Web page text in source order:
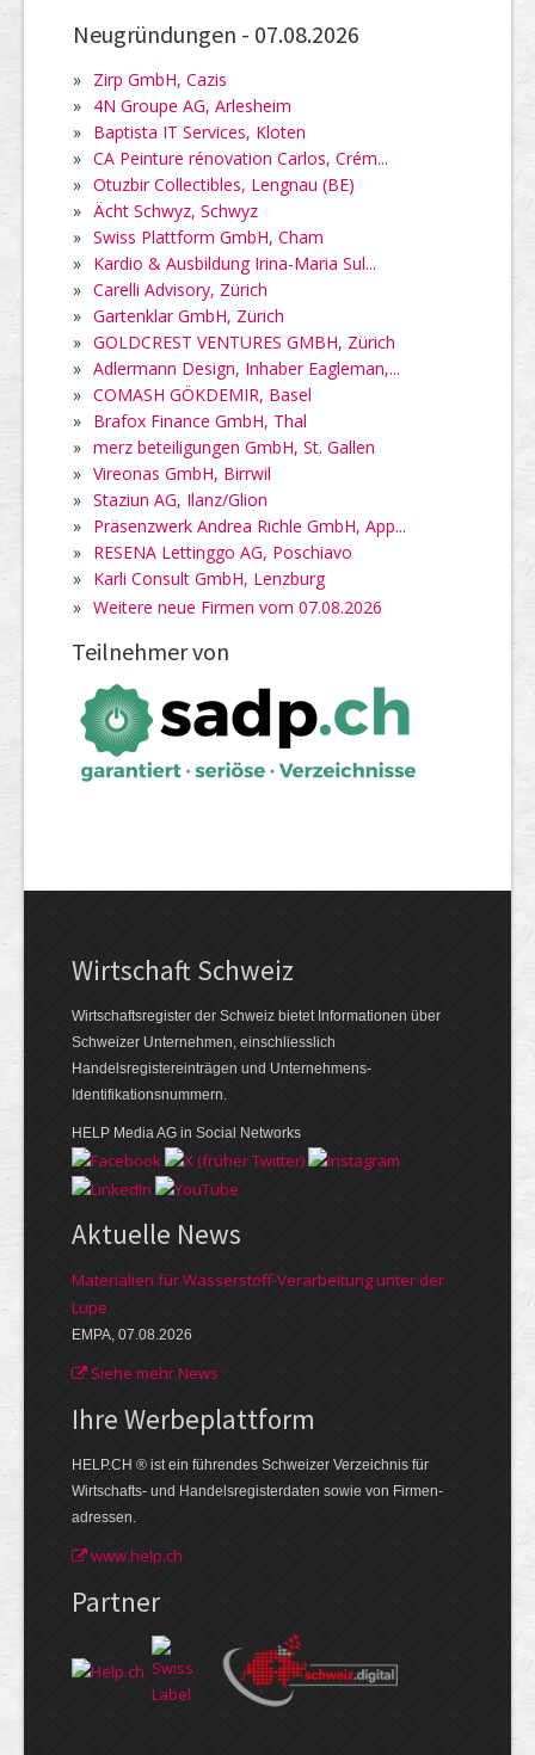
Neugründungen - 07.08.2026
» Zirp GmbH, Cazis
» 4N Groupe AG, Arlesheim
» Baptista IT Services, Kloten
» CA Peinture rénovation Carlos, Crém...
» Otuzbir Collectibles, Lengnau (BE)
» Ächt Schwyz, Schwyz
» Swiss Plattform GmbH, Cham
» Kardio & Ausbildung Irina-Maria Sul...
» Carelli Advisory, Zürich
» Gartenklar GmbH, Zürich
» GOLDCREST VENTURES GMBH, Zürich
» Adlermann Design, Inhaber Eagleman,...
» COMASH GÖKDEMIR, Basel
» Brafox Finance GmbH, Thal
» merz beteiligungen GmbH, St. Gallen
» Vireonas GmbH, Birrwil
» Staziun AG, Ilanz/Glion
» Präsenzwerk Andrea Richle GmbH, App...
» RESENA Lettinggo AG, Poschiavo
» Karli Consult GmbH, Lenzburg
» Weitere neue Firmen vom 07.08.2026
Teilnehmer von
Wirtschaft Schweiz
Wirtschaftsregister der Schweiz bietet Informationen über
Schweizer Unternehmen, einschliesslich
Handelsregistereinträgen und Unternehmens-
Identifikationsnummern.
HELP Media AG in Social Networks
Aktuelle News
Materialien für Wasserstoff-Verarbeitung unter der
Lupe
EMPA, 07.08.2026
Siehe mehr News
Ihre Werbe­plattform
HELP.CH ® ist ein führendes Schweizer Verzeichnis für
Wirtschafts- und Handelsregisterdaten sowie von Firmen­
adressen.
www.help.ch
Partner